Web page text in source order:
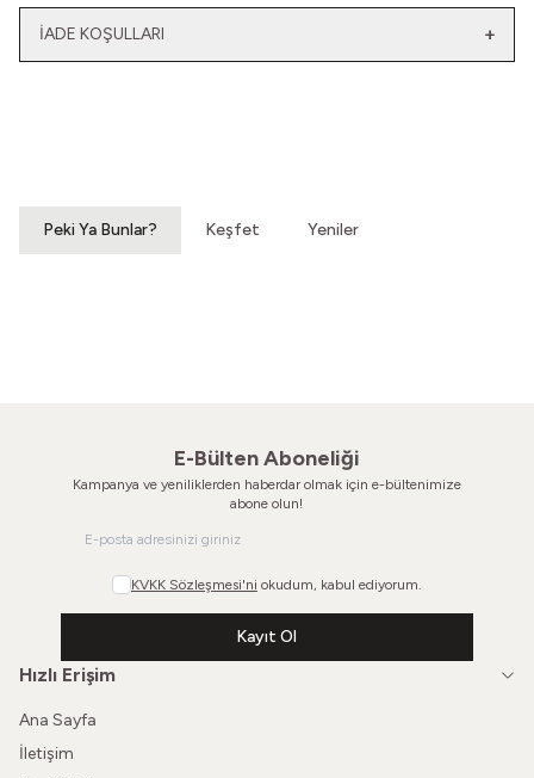
İADE KOŞULLARI
Peki Ya Bunlar? Keşfet Yeniler
E-Bülten Aboneliği
Kampanya ve yeniliklerden haberdar olmak için e-bültenimize
abone olun!
KVKK Sözleşmesi'ni okudum, kabul ediyorum.
Kayıt Ol
Hızlı Erişim
Ana Sayfa
İletişim